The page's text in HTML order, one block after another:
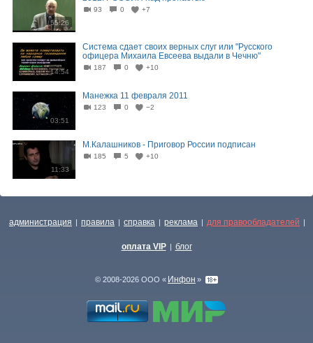
55:26
93 0 +7
14:54
Система сдает своих верных слуг или "Русского
офицера Михаила Евсеева выдали в Чечню"
187 0 +10
03:51
Манежка 11 февраля 2011
123 0 −2
11:33
М.Калашников - Приговор России подписан
185 5 +10
администрация | правила | справка | реклама | для правообладателей |
оплата VIP | блог
© 2008-2026 ООО « Инфон »